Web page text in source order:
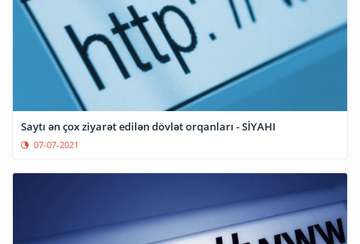
Saytı ən çox ziyarət edilən dövlət orqanları - SİYAHI
07-07-2021